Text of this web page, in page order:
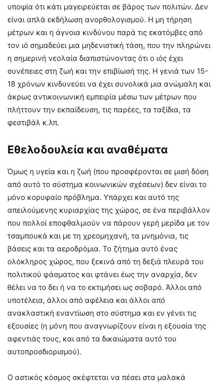
υποψία ότι κάτι μαγειρεύεται σε βάρος των πολιτών. Δεν
είναι απλά εκδήλωση ανορθολογισμού. Η μη τήρηση
μέτρων και η άγνοια κινδύνου παρά τις εκατόμβες από
τον ιό σημαδεύει μια μηδενιστική τάση, που την πληρώνει
η σημερινή νεολαία διαπιστώνοντας ότι ο ιός έχει
συνέπειες στη ζωή και την επιβίωσή της. Η γενιά των 15-
18 χρόνων κινδυνεύει να έχει συνολικά μια ανώμαλη και
άκρως αντικοινωνική εμπειρία μέσω των μέτρων που
πλήττουν την εκπαίδευση, τις παρέες, τα ταξίδια, τα
φεστιβάλ κ.λπ.
Εθελοδουλεία και αναθέματα
Όμως η υγεία και η ζωή (που προσφέρονται σε μισή δόση
από αυτό το σύστημα κοινωνικών σχέσεων) δεν είναι το
μόνο κορυφαίο πρόβλημα. Υπάρχει και αυτό της
απειλούμενης κυριαρχίας της χώρας, σε ένα περιβάλλον
που πολλοί εποφθαλμιούν να πάρουν γερή μερίδα με τον
τσαμπουκά και με τη χρεομηχανή, τα μνημόνια, τις
βάσεις και τα αεροδρόμια. Το ζήτημα αυτό ένας
ολόκληρος χώρος, που ξεκινά από τη δεξιά πλευρά του
πολιτικού φάσματος και φτάνει έως την αναρχία, δεν
θέλει να το δει ή να το εκτιμήσει ως σοβαρό. Άλλοι από
υποτέλεια, άλλοι από αφέλεια και άλλοι από
ανακλαστική εναντίωση στο σύστημα και εν γένει τις
εξουσίες (η μόνη που αναγνωρίζουν είναι η εξουσία της
αφεντιάς τους, και από τα δικαιώματα αυτό του
αυτοπροσδιορισμού).
Ο αστικός κόσμος σκέφτεται να πέσει στα μαλακά